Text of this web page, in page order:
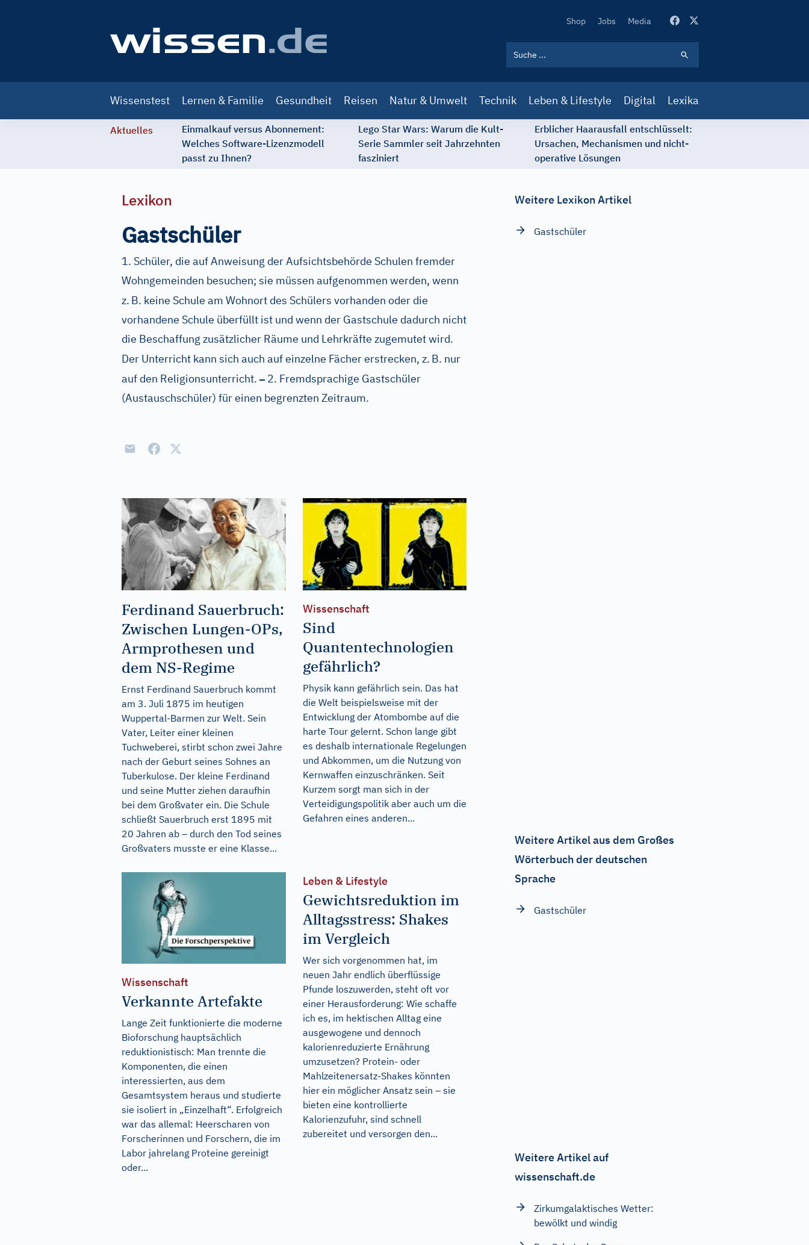
Secondary
Shop Jobs Media
navigation
Wissenstest Lernen & Familie Gesundheit Reisen Natur & Umwelt Technik Leben & Lifestyle Digital Lexika
Aktuelles
Einmalkauf versus Abonnement:
Welches Software-Lizenzmodell
passt zu Ihnen?
Lego Star Wars: Warum die Kult-
Serie Sammler seit Jahrzehnten
fasziniert
Erblicher Haarausfall entschlüsselt:
Ursachen, Mechanismen und nicht-
operative Lösungen
Lexikon
Gastschüler
1. Schüler, die auf Anweisung der Aufsichtsbehörde Schulen fremder
Wohngemeinden besuchen; sie müssen aufgenommen werden, wenn
z. B. keine Schule am Wohnort des Schülers vorhanden oder die
vorhandene Schule überfüllt ist und wenn der Gastschule dadurch nicht
die Beschaffung zusätzlicher Räume und Lehrkräfte zugemutet wird.
Der Unterricht kann sich auch auf einzelne Fächer erstrecken, z. B. nur
auf den Religionsunterricht.–2. Fremdsprachige Gastschüler
(Austauschschüler) für einen begrenzten Zeitraum.
Ferdinand Sauerbruch:
Zwischen Lungen-OPs,
Armprothesen und
dem NS-Regime
Ernst Ferdinand Sauerbruch kommt
am 3. Juli 1875 im heutigen
Wuppertal-Barmen zur Welt. Sein
Vater, Leiter einer kleinen
Tuchweberei, stirbt schon zwei Jahre
nach der Geburt seines Sohnes an
Tuberkulose. Der kleine Ferdinand
und seine Mutter ziehen daraufhin
bei dem Großvater ein. Die Schule
schließt Sauerbruch erst 1895 mit
20 Jahren ab – durch den Tod seines
Großvaters musste er eine Klasse...
Wissenschaft
Sind
Quantentechnologien
gefährlich?
Physik kann gefährlich sein. Das hat
die Welt beispielsweise mit der
Entwicklung der Atombombe auf die
harte Tour gelernt. Schon lange gibt
es deshalb internationale Regelungen
und Abkommen, um die Nutzung von
Kernwaffen einzuschränken. Seit
Kurzem sorgt man sich in der
Verteidigungspolitik aber auch um die
Gefahren eines anderen...
Wissenschaft
Verkannte Artefakte
Lange Zeit funktionierte die moderne
Bioforschung hauptsächlich
reduktionistisch: Man trennte die
Komponenten, die einen
interessierten, aus dem
Gesamtsystem heraus und studierte
sie isoliert in „Einzelhaft“. Erfolgreich
war das allemal: Heerscharen von
Forscherinnen und Forschern, die im
Labor jahrelang Proteine gereinigt
oder...
Leben & Lifestyle
Gewichtsreduktion im
Alltagsstress: Shakes
im Vergleich
Wer sich vorgenommen hat, im
neuen Jahr endlich überflüssige
Pfunde loszuwerden, steht oft vor
einer Herausforderung: Wie schaffe
ich es, im hektischen Alltag eine
ausgewogene und dennoch
kalorienreduzierte Ernährung
umzusetzen? Protein- oder
Mahlzeitenersatz-Shakes könnten
hier ein möglicher Ansatz sein – sie
bieten eine kontrollierte
Kalorienzufuhr, sind schnell
zubereitet und versorgen den...
Weitere Lexikon Artikel
Gastschüler
Weitere Artikel aus dem Großes
Wörterbuch der deutschen
Sprache
Gastschüler
Weitere Artikel auf
wissenschaft.de
Zirkumgalaktisches Wetter:
bewölkt und windig